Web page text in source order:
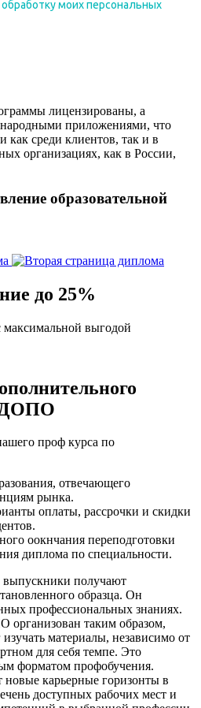
лицензированы, а
приложениями, что
как среди клиентов, так и в
организациях, как в России,
образовательной
до 25%
максимальной выгодой
проф курса по
отвечающего
рынка.
оплаты, рассрочки и скидки
оокнчания переподготовки
диплома по специальности.
выпускники получают
образца. Он
профессиональных знаниях.
таким образом,
материалы, независимо от
для себя темпе. Это
форматом профобучения.
новые карьерные горизонты в
доступных рабочих мест и